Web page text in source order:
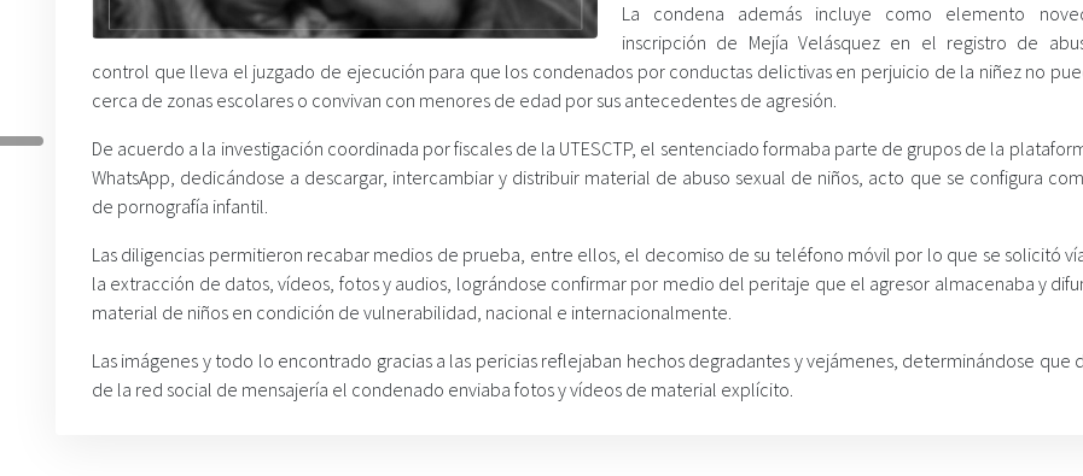
La condena además incluye como elemento
inscripción de Mejía Velásquez en el registro de
control que lleva el juzgado de ejecución para que los condenados por conductas delictivas en perjuicio de la niñez no
cerca de zonas escolares o convivan con menores de edad por sus antecedentes de agresión.
De acuerdo a la investigación coordinada por fiscales de la UTESCTP, el sentenciado formaba parte de grupos de la
WhatsApp, dedicándose a descargar, intercambiar y distribuir material de abuso sexual de niños, acto que se configura
de pornografía infantil.
Las diligencias permitieron recabar medios de prueba, entre ellos, el decomiso de su teléfono móvil por lo que se solicitó
la extracción de datos, vídeos, fotos y audios, lográndose confirmar por medio del peritaje que el agresor almacenaba y
material de niños en condición de vulnerabilidad, nacional e internacionalmente.
Las imágenes y todo lo encontrado gracias a las pericias reflejaban hechos degradantes y vejámenes, determinándose que
de la red social de mensajería el condenado enviaba fotos y vídeos de material explícito.